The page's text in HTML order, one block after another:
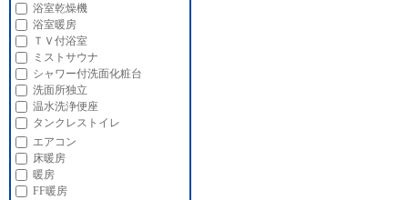
浴室乾燥機
浴室暖房
ＴＶ付浴室
ミストサウナ
シャワー付洗面化粧台
洗面所独立
温水洗浄便座
タンクレストイレ
エアコン
床暖房
暖房
FF暖房